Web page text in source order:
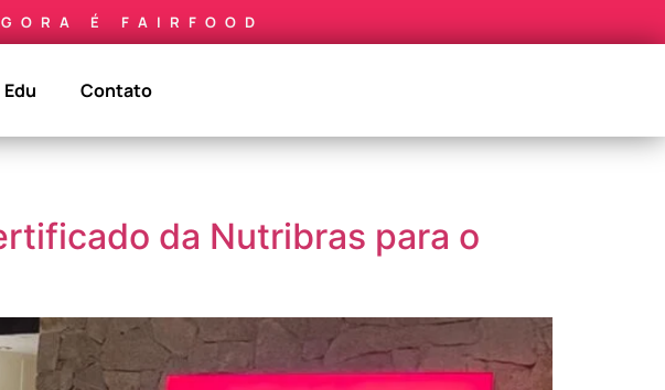
É FAIRFOOD
Edu Contato
da Nutribras para o